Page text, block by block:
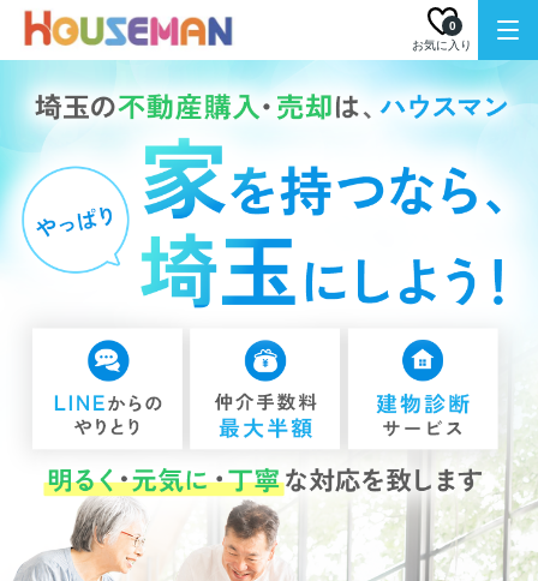
お気に入り
0